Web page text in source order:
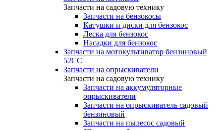
Запчасти на садовую технику
Запчасти на бензокосы
Катушки и диски для бензокос
Леска для бензокос
Насадки для бензокос
Запчасти на мотокультиватор бензиновый
52СС
Запчасти на опрыскиватели
Запчасти на садовую технику
Запчасти на аккумуляторные
опрыскиватели
Запчасти на опрыскиватель садовый
бензиновый
Запчасти на пылесос садовый